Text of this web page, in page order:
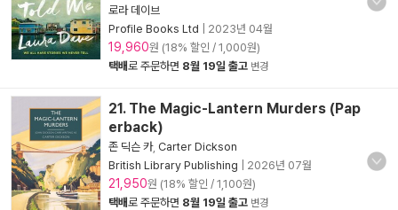
로라 데이브
Profile Books Ltd
2023년 04월
19,960원 (18% 할인 / 1,000원)
택배로 주문하면 8월 19일 출고 변경
21. The Magic-Lantern Murders (Pap
erback)
존 딕슨 카, Carter Dickson
British Library Publishing
2026년 07월
21,950원 (18% 할인 / 1,100원)
택배로 주문하면 8월 19일 출고 변경